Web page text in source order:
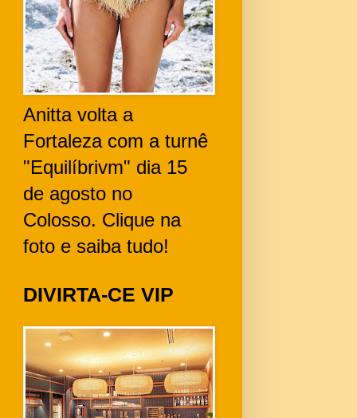
Anitta volta a
Fortaleza com a turnê
"Equilíbrivm" dia 15
de agosto no
Colosso. Clique na
foto e saiba tudo!
DIVIRTA-CE VIP